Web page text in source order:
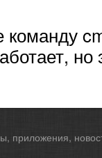
но
приложения,